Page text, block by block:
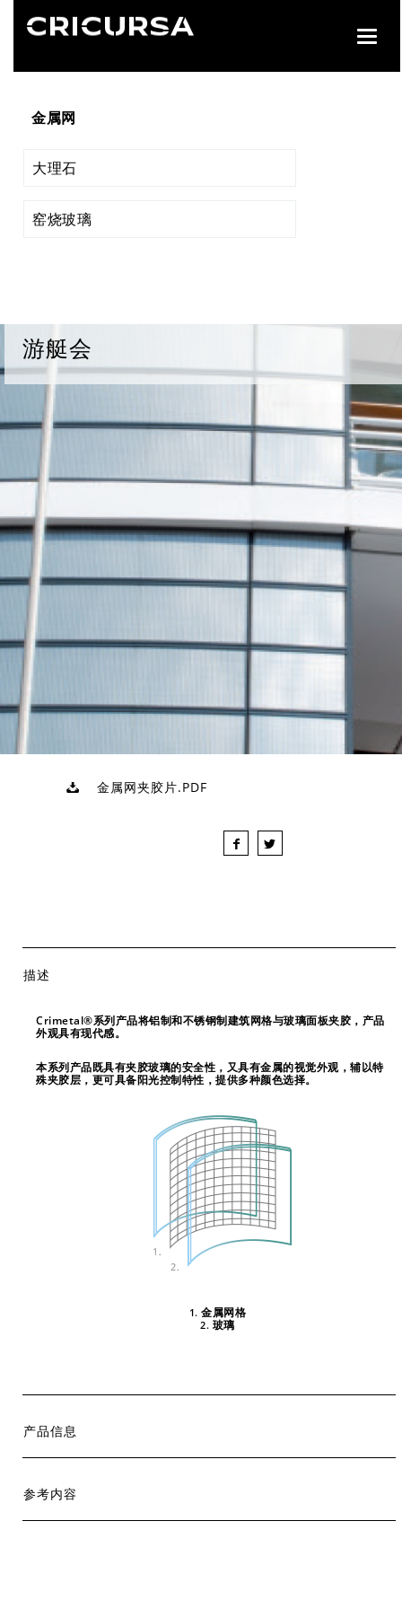
金属网
大理石
窑烧玻璃
游艇会
金属网夹胶片.PDF
描述
Crimetal®系列产品将铝制和不锈钢制建筑网格与玻璃面板夹胶，产品
外观具有现代感。
本系列产品既具有夹胶玻璃的安全性，又具有金属的视觉外观，辅以特
殊夹胶层，更可具备阳光控制特性，提供多种颜色选择。
1.金属网格
2. 玻璃
产品信息
参考内容